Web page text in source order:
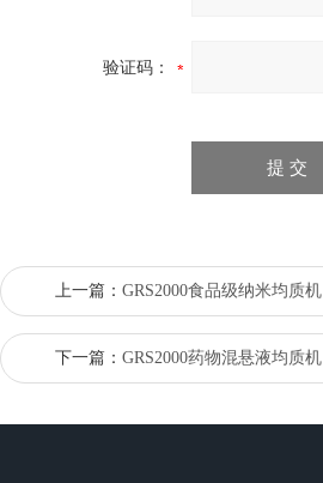
验证码：
上一篇： GRS2000食品级纳米均质机
下一篇： GRS2000药物混悬液均质机